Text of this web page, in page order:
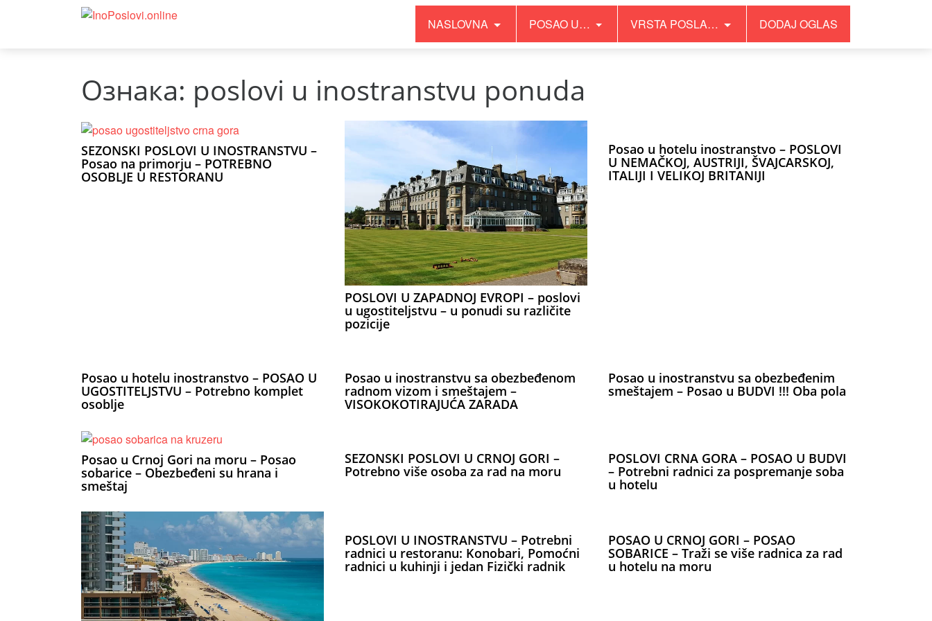
NASLOVNA POSAO U… VRSTA POSLA… DODAJ OGLAS
Ознака: poslovi u inostranstvu ponuda
SEZONSKI POSLOVI U INOSTRANSTVU –
Posao na primorju – POTREBNO
OSOBLJE U RESTORANU
POSLOVI U ZAPADNOJ EVROPI – poslovi
u ugostiteljstvu – u ponudi su različite
pozicije
Posao u hotelu inostranstvo – POSLOVI
U NEMAČKOJ, AUSTRIJI, ŠVAJCARSKOJ,
ITALIJI I VELIKOJ BRITANIJI
Posao u hotelu inostranstvo – POSAO U
UGOSTITELJSTVU – Potrebno komplet
osoblje
Posao u inostranstvu sa obezbeđenom
radnom vizom i smeštajem –
VISOKOKOTIRAJUĆA ZARADA
Posao u inostranstvu sa obezbeđenim
smeštajem – Posao u BUDVI !!! Oba pola
Posao u Crnoj Gori na moru – Posao
sobarice – Obezbeđeni su hrana i
smeštaj
SEZONSKI POSLOVI U CRNOJ GORI –
Potrebno više osoba za rad na moru
POSLOVI CRNA GORA – POSAO U BUDVI
– Potrebni radnici za pospremanje soba
u hotelu
POSLOVI U INOSTRANSTVU – Potrebni
radnici u restoranu: Konobari, Pomoćni
radnici u kuhinji i jedan Fizički radnik
POSAO U CRNOJ GORI – POSAO
SOBARICE – Traži se više radnica za rad
u hotelu na moru